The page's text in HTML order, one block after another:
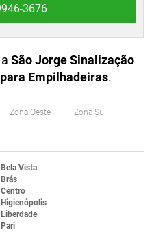
3676
São Jorge Sinalização
Empilhadeiras.
Zona Oeste Zona Sul
Bela Vista
Brás
Centro
Higienópolis
Liberdade
Pari